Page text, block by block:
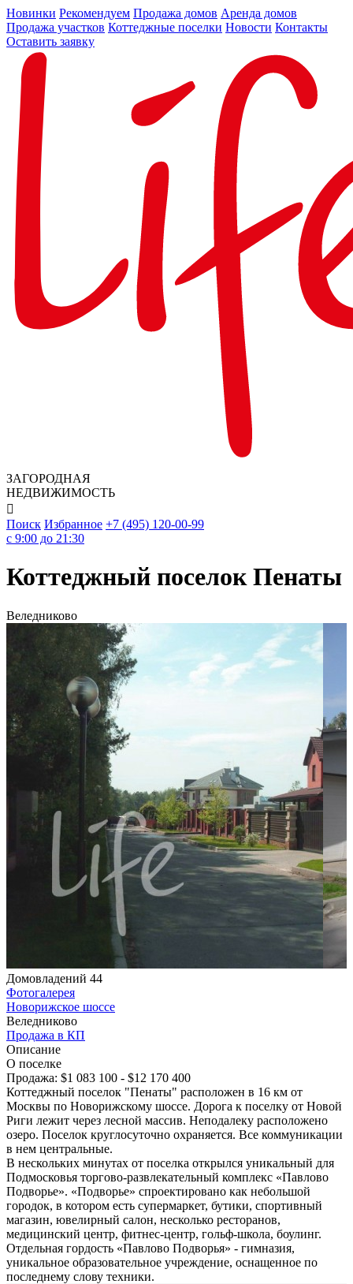
Новинки Рекомендуем Продажа домов Аренда домов
Продажа участков Коттеджные поселки Новости Контакты
Оставить заявку
ЗАГОРОДНАЯ
НЕДВИЖИМОСТЬ

Поиск Избранное +7 (495) 120-00-99
c 9:00 до 21:30
Коттеджный поселок Пенаты
Веледниково
Домовладений 44
Фотогалерея
Новорижское шоссе
Веледниково
Продажа в КП
Описание
О поселке
Продажа: $1 083 100 - $12 170 400
Коттеджный поселок "Пенаты" расположен в 16 км от
Москвы по Новорижскому шоссе. Дорога к поселку от Новой
Риги лежит через лесной массив. Неподалеку расположено
озеро. Поселок круглосуточно охраняется. Все коммуникации
в нем центральные.
В нескольких минутах от поселка открылся уникальный для
Подмосковья торгово-развлекательный комплекс «Павлово
Подворье». «Подворье» спроектировано как небольшой
городок, в котором есть супермаркет, бутики, спортивный
магазин, ювелирный салон, несколько ресторанов,
медицинский центр, фитнес-центр, гольф-школа, боулинг.
Отдельная гордость «Павлово Подворья» - гимназия,
уникальное образовательное учреждение, оснащенное по
последнему слову техники.